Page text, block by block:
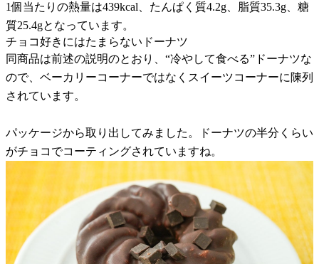
1個当たりの熱量は439kcal、たんぱく質4.2g、脂質35.3g、糖
質25.4gとなっています。
チョコ好きにはたまらないドーナツ
同商品は前述の説明のとおり、“冷やして食べる”ドーナツな
ので、ベーカリーコーナーではなくスイーツコーナーに陳列
されています。
パッケージから取り出してみました。ドーナツの半分くらい
がチョコでコーティングされていますね。